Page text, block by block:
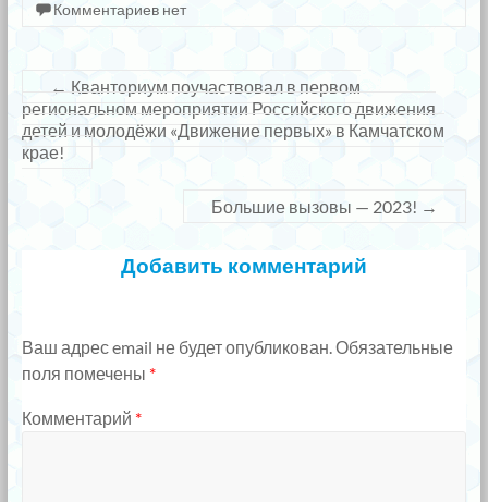
Комментариев нет
← Кванториум поучаствовал в первом
региональном мероприятии Российского движения
детей и молодёжи «Движение первых» в Камчатском
крае!
Большие вызовы — 2023! →
Добавить комментарий
Ваш адрес email не будет опубликован. Обязательные
поля помечены *
Комментарий *